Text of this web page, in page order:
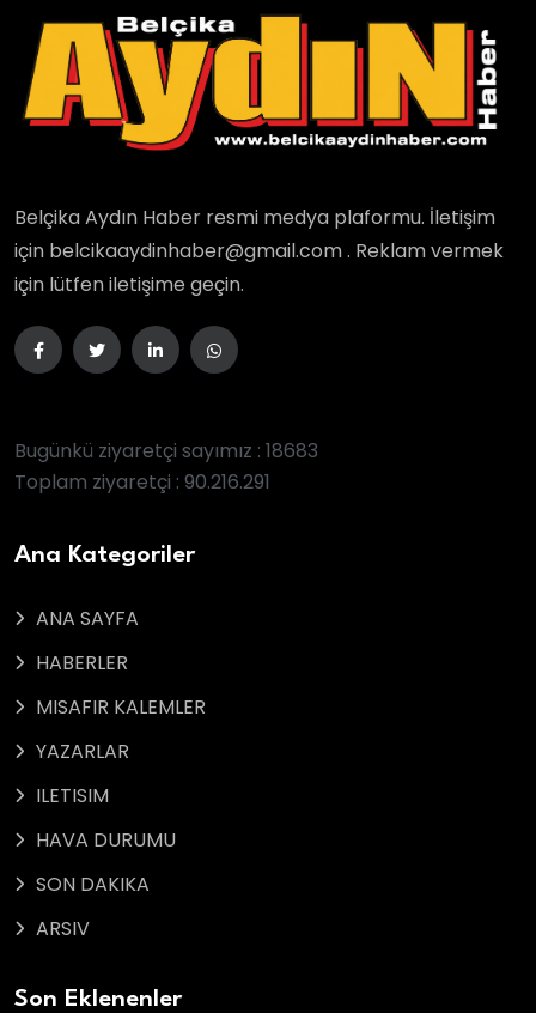
Belçika Aydın Haber resmi medya plaformu. İletişim
için belcikaaydinhaber@gmail.com . Reklam vermek
için lütfen iletişime geçin.
Bugünkü ziyaretçi sayımız : 18683
Toplam ziyaretçi : 90.216.291
Ana Kategoriler
ANA SAYFA
HABERLER
MISAFIR KALEMLER
YAZARLAR
ILETISIM
HAVA DURUMU
SON DAKIKA
ARSIV
Son Eklenenler